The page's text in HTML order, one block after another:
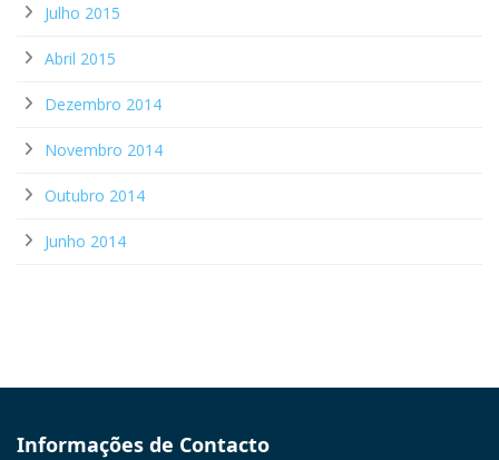
Julho 2015
Abril 2015
Dezembro 2014
Novembro 2014
Outubro 2014
Junho 2014
Informações de Contacto